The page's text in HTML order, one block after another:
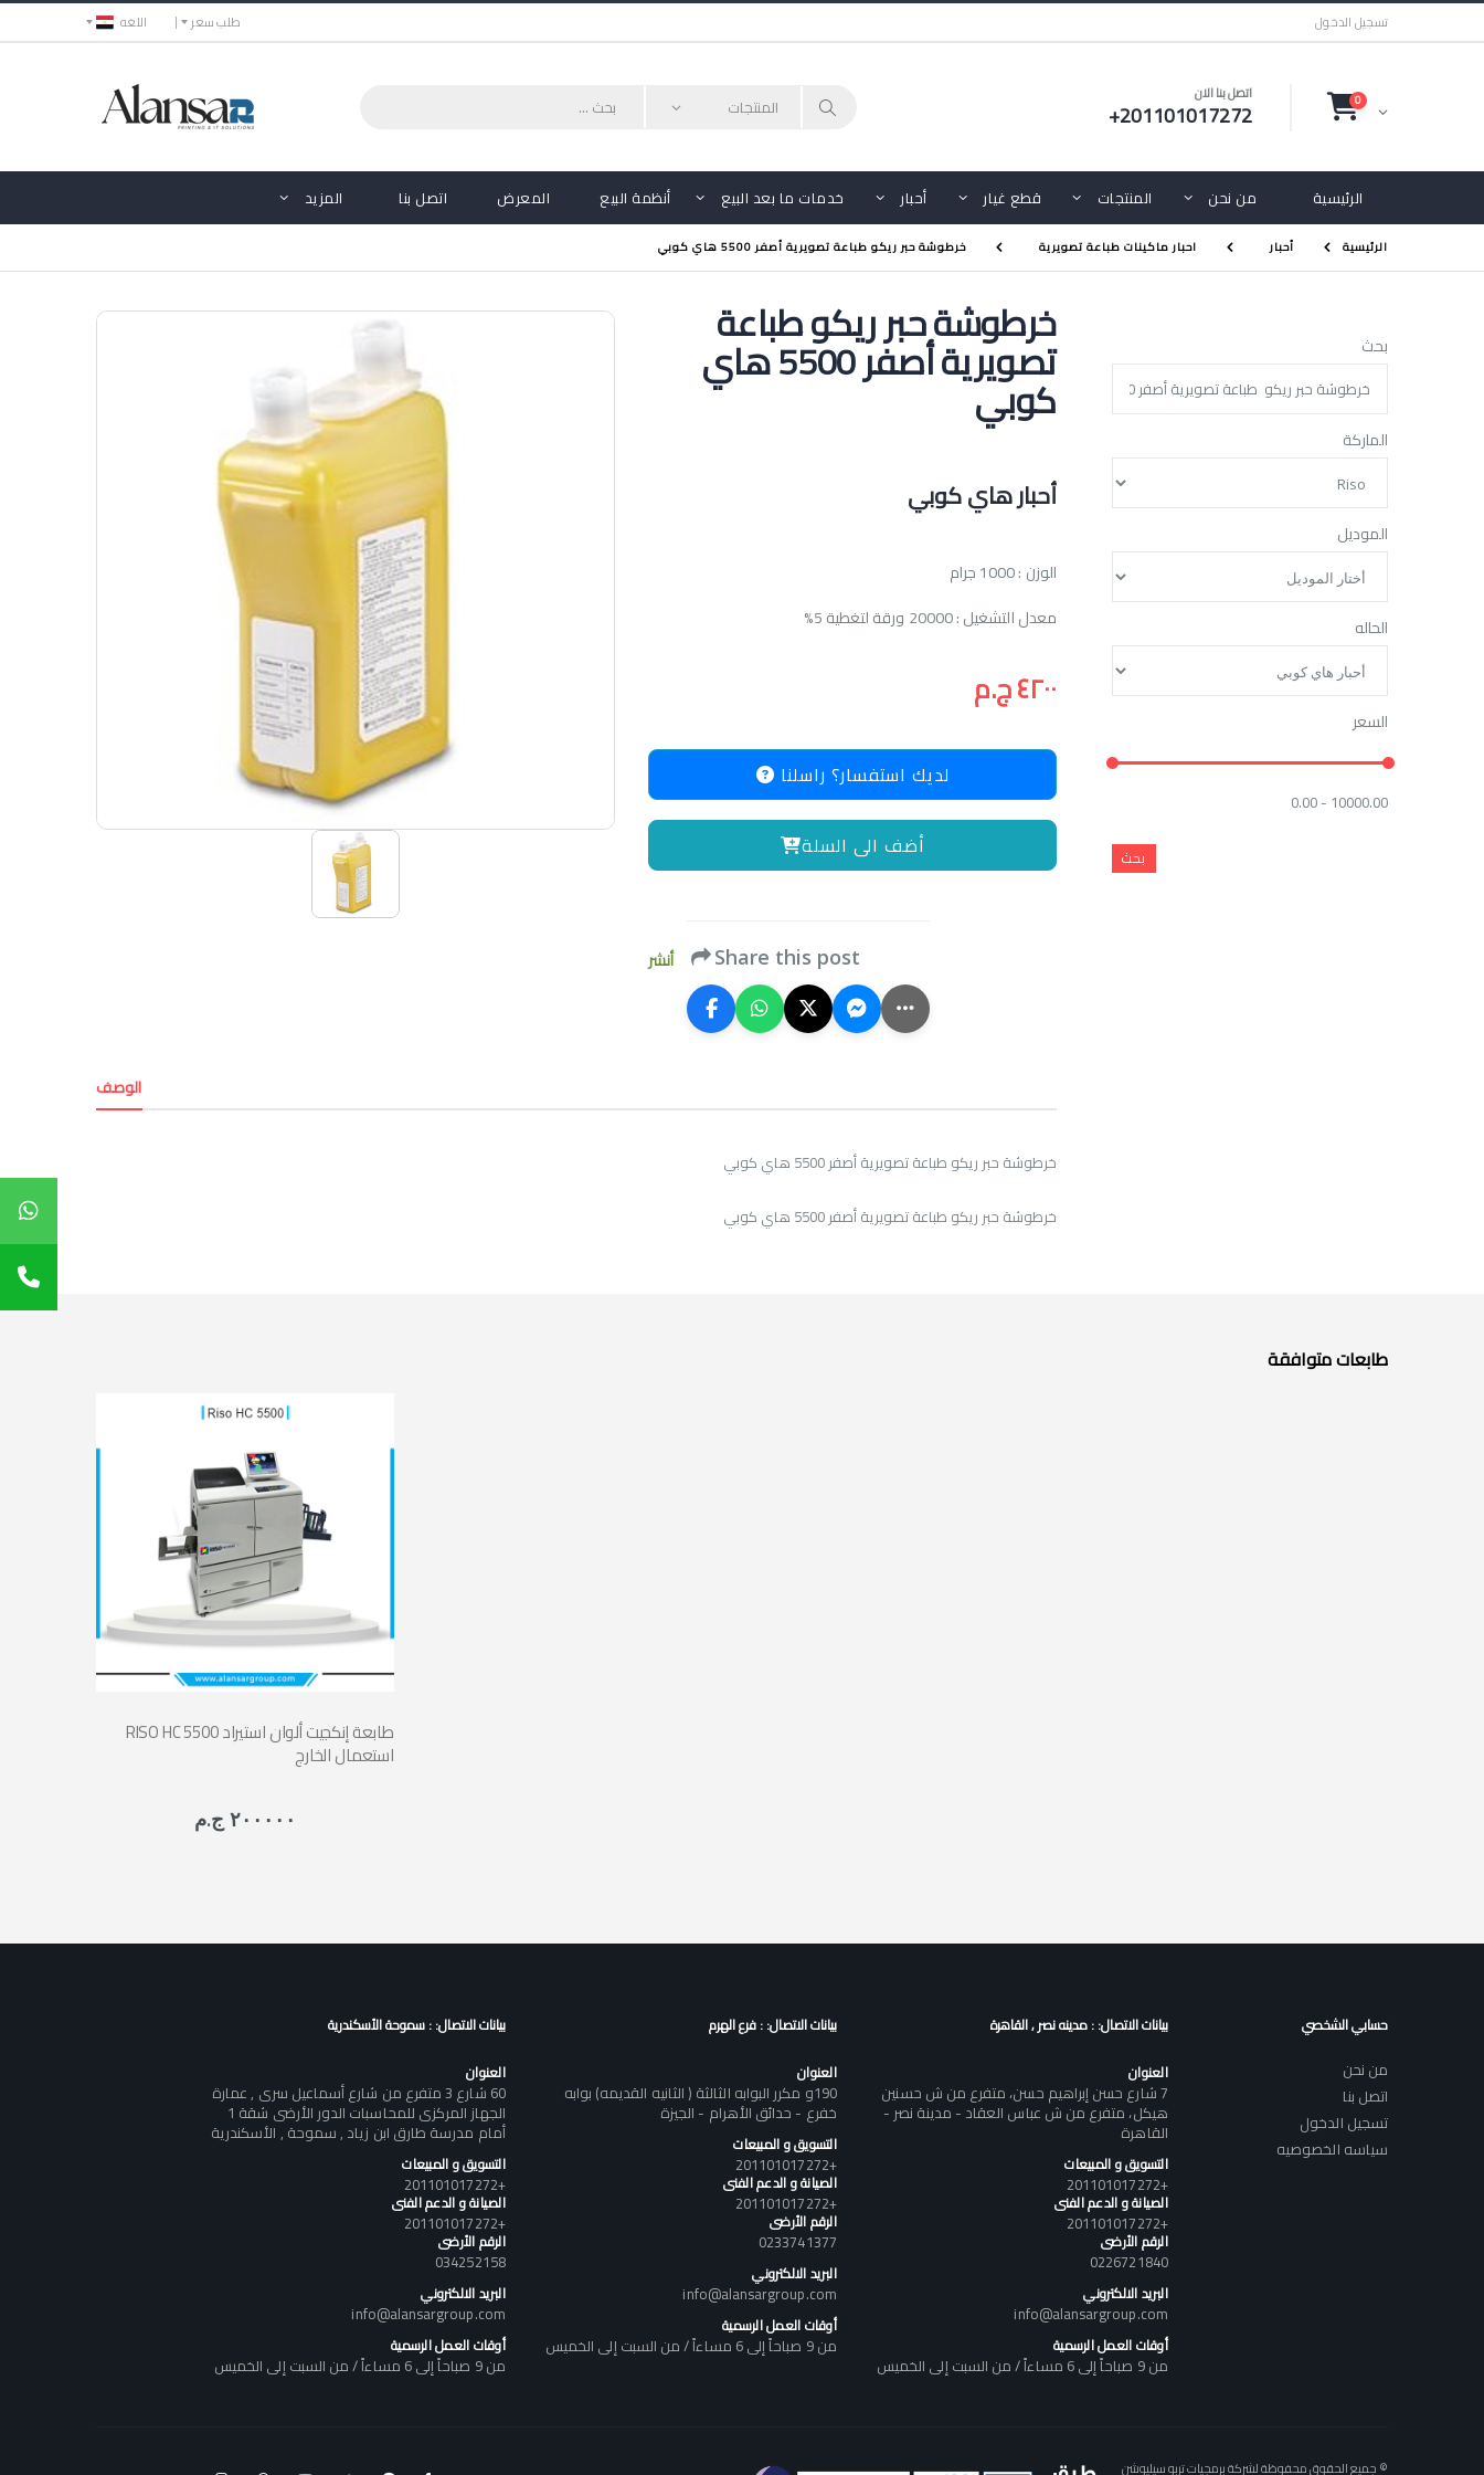
اللغه طلب سعر تسجيل الدخول
اتصل بنا الان
+201101017272 0
الرئيسية من نحن المنتجات قطع غيار أحبار خدمات ما بعد البيع أنظمة البيع المعرض اتصل بنا المزيد
الرئيسية أحبار احبار ماكينات طباعة تصويرية خرطوشة حبر ريكو طباعة تصويرية أصفر 5500 هاي كوبي
خرطوشة حبر ريكو طباعة
تصويرية أصفر 5500 هاي
كوبي
أحبار هاي كوبي
الوزن : 1000 جرام
معدل التشغيل : 20000 ورقة لتغطية 5%
٤٢٠٠ ج.م
لديك استفسار؟ راسلنا
أضف الى السلة
أنشر Share this post
الوصف
خرطوشة حبر ريكو طباعة تصويرية أصفر 5500 هاي كوبي
خرطوشة حبر ريكو طباعة تصويرية أصفر 5500 هاي كوبي
بحث
الماركة
الموديل
الحاله
السعر
0.00 - 10000.00
طابعات متوافقة
RISO HC 5500 طابعة إنكجيت ألوان استيراد
استعمال الخارج
٢٠٠٠٠٠ ج.م
حسابي الشخصي
من نحن
اتصل بنا
تسجيل الدخول
سياسه الخصوصيه
بيانات الاتصال: : مدينه نصر , القاهرة
العنوان
7 شارع حسن إبراهيم حسن، متفرع من ش حسنين
هيكل، متفرع من ش عباس العقاد - مدينة نصر -
القاهرة
التسويق و المبيعات
+201101017272
الصيانة و الدعم الفنى
+201101017272
الرقم الأرضى
0226721840
البريد الالكتروني
info@alansargroup.com
أوقات العمل الرسمية
من 9 صباحاً إلى 6 مساءاً / من السبت إلى الخميس
بيانات الاتصال: : فرع الهرم
العنوان
190و مكرر البوابه الثالثة ( الثانيه القديمه) بوابه
خفرع - حدائق الأهرام - الجيزة
التسويق و المبيعات
+201101017272
الصيانة و الدعم الفنى
+201101017272
الرقم الأرضى
0233741377
البريد الالكتروني
info@alansargroup.com
أوقات العمل الرسمية
من 9 صباحاً إلى 6 مساءاً / من السبت إلى الخميس
بيانات الاتصال: : سموحة الأسكندرية
العنوان
60 شارع 3 متفرع من شارع أسماعيل سرى , عمارة
الجهاز المركزى للمحاسبات الدور الأرضى شقة 1
أمام مدرسة طارق ابن زياد , سموحة , الأسكندرية
التسويق و المبيعات
+201101017272
الصيانة و الدعم الفنى
+201101017272
الرقم الأرضى
034252158
البريد الالكتروني
info@alansargroup.com
أوقات العمل الرسمية
من 9 صباحاً إلى 6 مساءاً / من السبت إلى الخميس
© جميع الحقوق محفوظة لشركة برمجيات تربو سيليوشن